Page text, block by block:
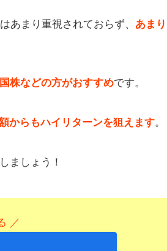
あまり重視されておらず、 あまり
株などの方がおすすめです。
からもハイリターンを狙えます。
ましょう！
／